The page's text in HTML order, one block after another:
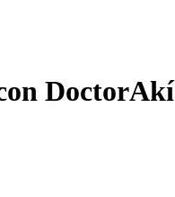
DoctorAkí